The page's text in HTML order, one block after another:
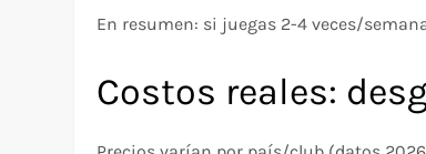
En resumen: si juegas 2-4 veces/
Costos reales: